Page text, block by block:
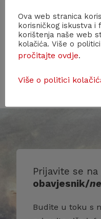
Prijavite se na
obavjesnik/
Budite u toku s
Ova web stranica
korisničkog iskustva i
korištenja naše web
kolačića. Više o
pročitajte ovdje.
Više o politici